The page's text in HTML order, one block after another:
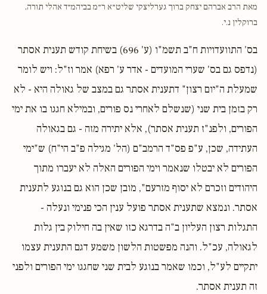
מאת הרב אברהם יצחק ברוך גערליצקי שליט״א ר״מ בביהמ״ד אהלי תורה,
ברוקלין נ.י.
בס' התוועדויות ח"ב תשמ"ו (ע' 696) בשיחת קודש תענית אסתר
(נדפס גם בס' שערי המועדים - אדר ע' רפא) אמר וז"ל: ויש לומר
שמעלת ה"יום רצון" דתענית אסתר גם במצב של גאולה היא - לא
רק בזמן בית שני (שנשלם לאחרי נס פורים, ובמילא חגגו בו את ימי
הפורים, ולפנ"ז תענית אסתר), אלא יתירה מזה - גם בגאולה
העתידה, שכן, ע"פ פס"ד הרמב"ם (הל' מגילה פ"ב הי"ח) ש"ימי
הפורים לא יבטלו שנאמר וימי הפורים האלה לא יעברו מתוך
היהודים וזכרם לא יסוף מזרעם", מובן שכן הוא גם בנוגע לתענית
אסתר. ונמצא שתענית אסתר פועל ענין הכי פנימי ונעלה -
התגלות רצון העליון ב"ה בדרגא כזו שאין בה חילוק בין גלות
לגאולה, עכ"ל. והנה מפשטות הלשון משמע דגם התענית עצמו
יתקיים לע"ל, וכמו שאמר בנוגע לבית שני שחגגו ימי הפורים ולפני
זה תענית אסתר.